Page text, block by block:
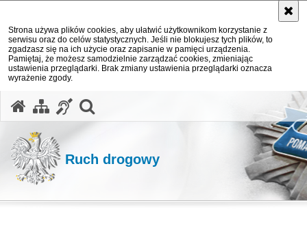
Strona używa plików cookies, aby ułatwić użytkownikom korzystanie z
serwisu oraz do celów statystycznych. Jeśli nie blokujesz tych plików, to
zgadzasz się na ich użycie oraz zapisanie w pamięci urządzenia.
Pamiętaj, że możesz samodzielnie zarządzać cookies, zmieniając
ustawienia przeglądarki. Brak zmiany ustawienia przeglądarki oznacza
wyrażenie zgody.
Ruch drogowy